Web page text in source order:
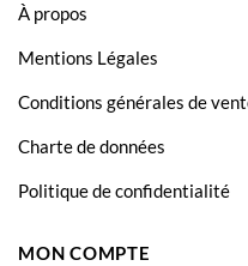
À propos
Mentions Légales
Conditions générales de
Charte de données
Politique de confidentialité
MON COMPTE